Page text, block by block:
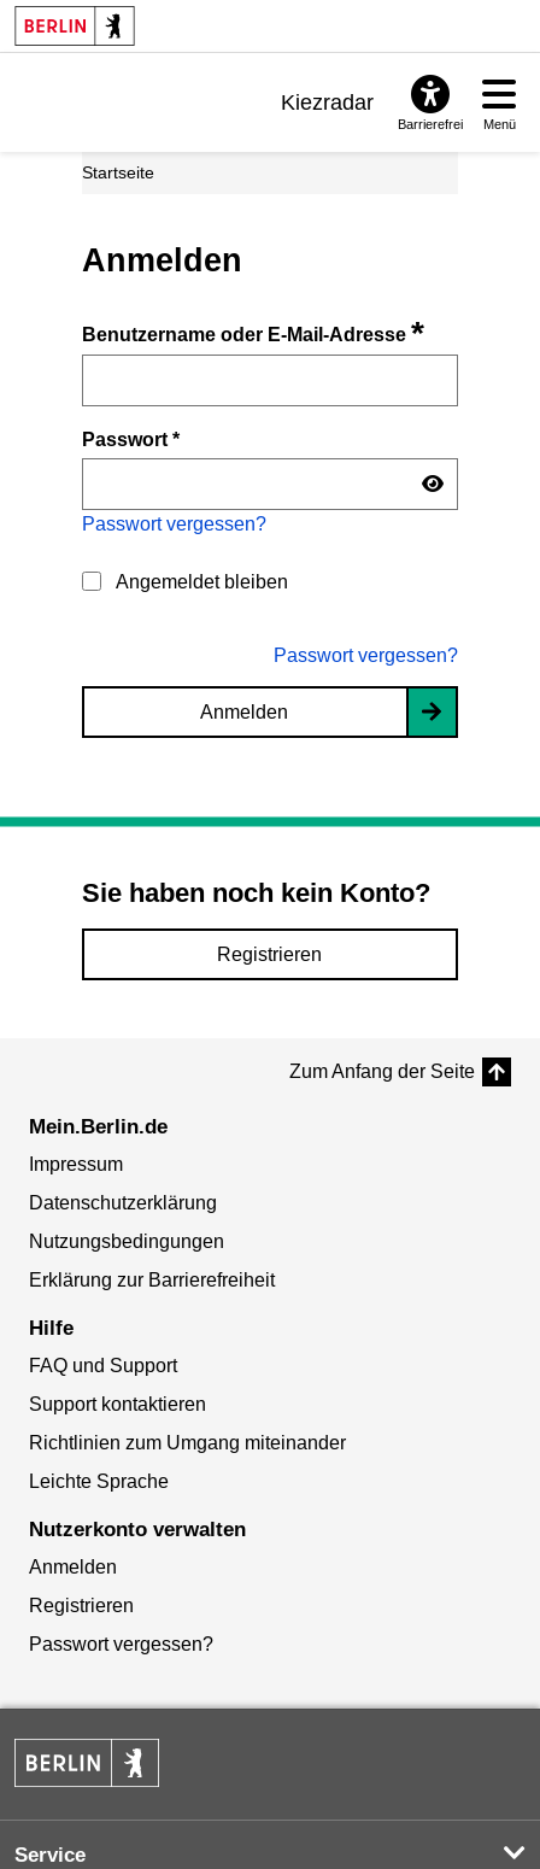
Kiezradar
Barrierefrei Menü
Startseite
Anmelden
Benutzername oder E-Mail-Adresse*
Passwort*
Passwort vergessen?
Angemeldet bleiben
Passwort vergessen?
Anmelden
Sie haben noch kein Konto?
Registrieren
Zum Anfang der Seite
Mein.Berlin.de
Impressum
Datenschutzerklärung
Nutzungsbedingungen
Erklärung zur Barrierefreiheit
Hilfe
FAQ und Support
Support kontaktieren
Richtlinien zum Umgang miteinander
Leichte Sprache
Nutzerkonto verwalten
Anmelden
Registrieren
Passwort vergessen?
Service